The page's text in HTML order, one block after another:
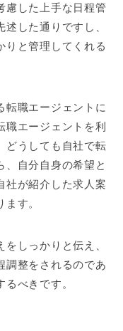
慮した上手な日程管
した通りですし、
りと管理してくれる
転職エージェントに
職エージェントを利
どうしても自社で転
、自分自身の希望と
社が紹介した求人案
す。
しっかりと伝え、
調整をされるのであ
べきです。